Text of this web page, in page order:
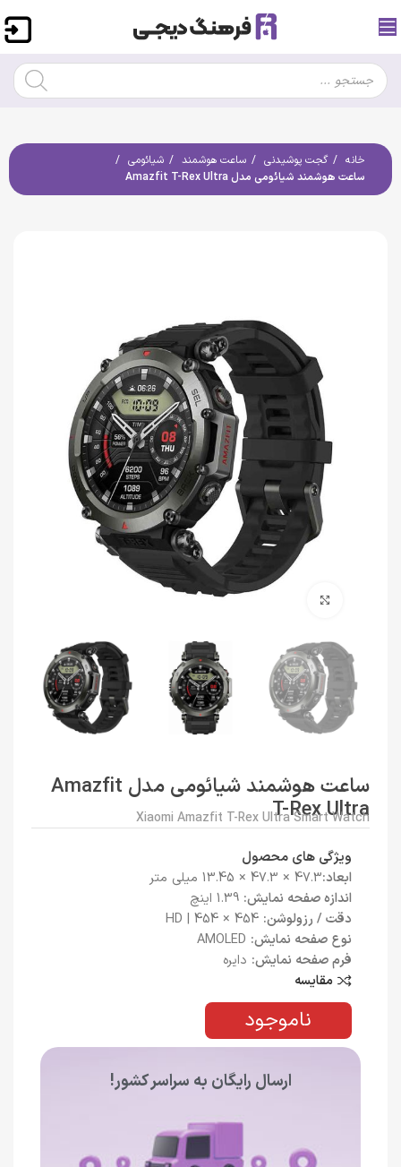
خانه گجت پوشیدنی ساعت هوشمند
شیائومی
ساعت هوشمند شیائومی مدل Amazfit T-Rex Ultra
برای بزرگنمایی کلیک کنید
ساعت هوشمند شیائومی مدل Amazfit
T-Rex Ultra
Xiaomi Amazfit T-Rex Ultra Smart Watch
ویژگی های محصول
ابعاد:47.3 × 47.3 × 13.45 میلی متر
اندازه صفحه نمایش:
دقت / رزولوشن:
نوع صفحه نمایش:
فرم صفحه نمایش: دایره
مقایسه
ناموجود
ارسال رایگان به سراسر کشور!